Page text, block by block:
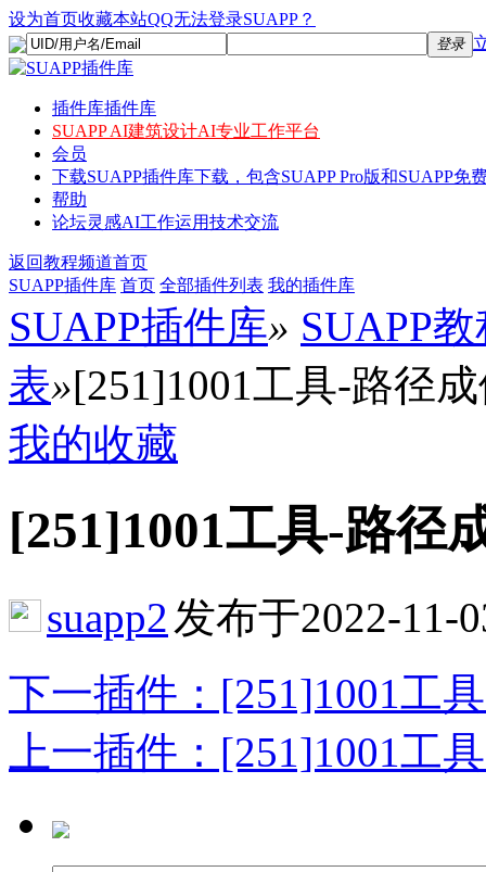
设为首页收藏本站QQ无法登录SUAPP？
登录
插件库插件库
SUAPP AI建筑设计AI专业工作平台
会员
下载SUAPP插件库下载，包含SUAPP Pro版和SUAPP免
帮助
论坛灵感AI工作运用技术交流
返回教程频道首页
SUAPP插件库 首页 全部插件列表 我的插件库
SUAPP插件库» SUAPP
表»[251]1001工具-路径
我的收藏
[251]1001工具-路径
suapp2发布于2022-11-
下一插件：[251]1001工
上一插件：[251]1001工